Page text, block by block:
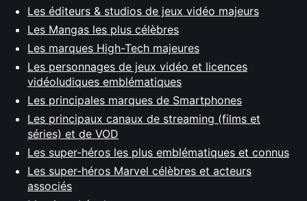
Les éditeurs & studios de jeux vidéo majeurs
Les Mangas les plus célèbres
Les marques High-Tech majeures
Les personnages de jeux vidéo et licences
vidéoludiques emblématiques
Les principales marques de Smartphones
Les principaux canaux de streaming (films et
séries) et de VOD
Les super-héros les plus emblématiques et connus
Les super-héros Marvel célèbres et acteurs
associés